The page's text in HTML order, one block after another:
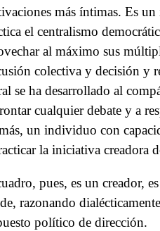
más íntimas. Es
el centralismo
al máximo sus
colectiva y decisión y
se ha desarrollado al
cualquier debate y a
un individuo con
la iniciativa creadora
pues, es un creador,
razonando
político de dirección.